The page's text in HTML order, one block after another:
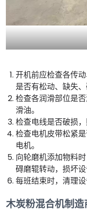
开机前应检查各传
是否有松动、缺失、
检查各润滑部位是
滑油。
检查电线是否破损，
检查电机皮带松紧
电机。
向轮磨机添加物料
碍磨辊转动，损坏设
每班结束时，清理设
木炭粉混合机制